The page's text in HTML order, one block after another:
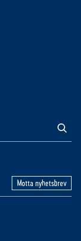
Motta nyhetsbrev